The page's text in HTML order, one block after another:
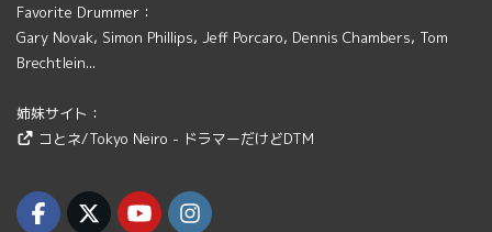
Favorite Drummer：
Gary Novak, Simon Phillips, Jeff Porcaro, Dennis Chambers, Tom
Brechtlein...
姉妹サイト：
コとネ/Tokyo Neiro - ドラマーだけどDTM